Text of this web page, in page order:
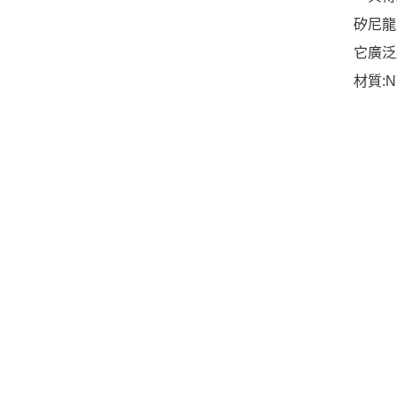
矽尼
它廣
材質